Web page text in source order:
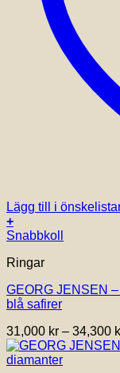
Lägg till i
+
Den
produkten
flera
varianter.
olika
alternativen
kan
Snabbkoll
Ringar
GEORG JENSEN
blå safirer
31,000 kr – 34,300